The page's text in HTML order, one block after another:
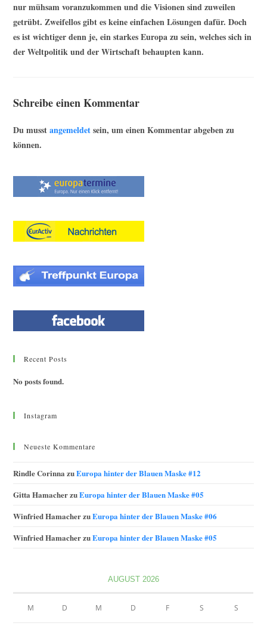
nur mühsam voranzukommen und die Visionen sind zuweilen
getrübt. Zweifellos gibt es keine einfachen Lösungen dafür. Doch
es ist wichtiger denn je, ein starkes Europa zu sein, welches sich in
der Weltpolitik und der Wirtschaft behaupten kann.
Schreibe einen Kommentar
Du musstangemeldetsein, um einen Kommentar abgeben zu
können.
Recent Posts
No posts found.
Instagram
Neueste Kommentare
Rindle Corinna zuEuropa hinter der Blauen Maske #12
Gitta HamacherzuEuropa hinter der Blauen Maske #05
Winfried HamacherzuEuropa hinter der Blauen Maske #06
Winfried HamacherzuEuropa hinter der Blauen Maske #05
AUGUST 2026
M D M D F S S